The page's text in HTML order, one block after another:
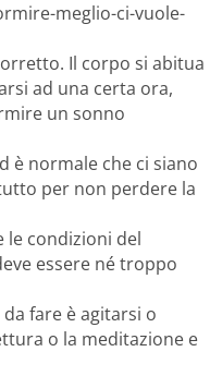
meglio-ci-vuole-
Il corpo si abitua
ad una certa ora,
un sonno
è normale che ci siano
per non perdere la
le condizioni del
essere né troppo
fare è agitarsi o
o la meditazione e